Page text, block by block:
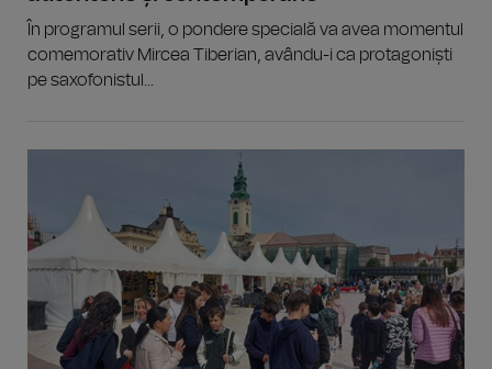
În programul serii, o pondere specială va avea momentul
comemorativ Mircea Tiberian, avându-i ca protagoniști
pe saxofonistul...